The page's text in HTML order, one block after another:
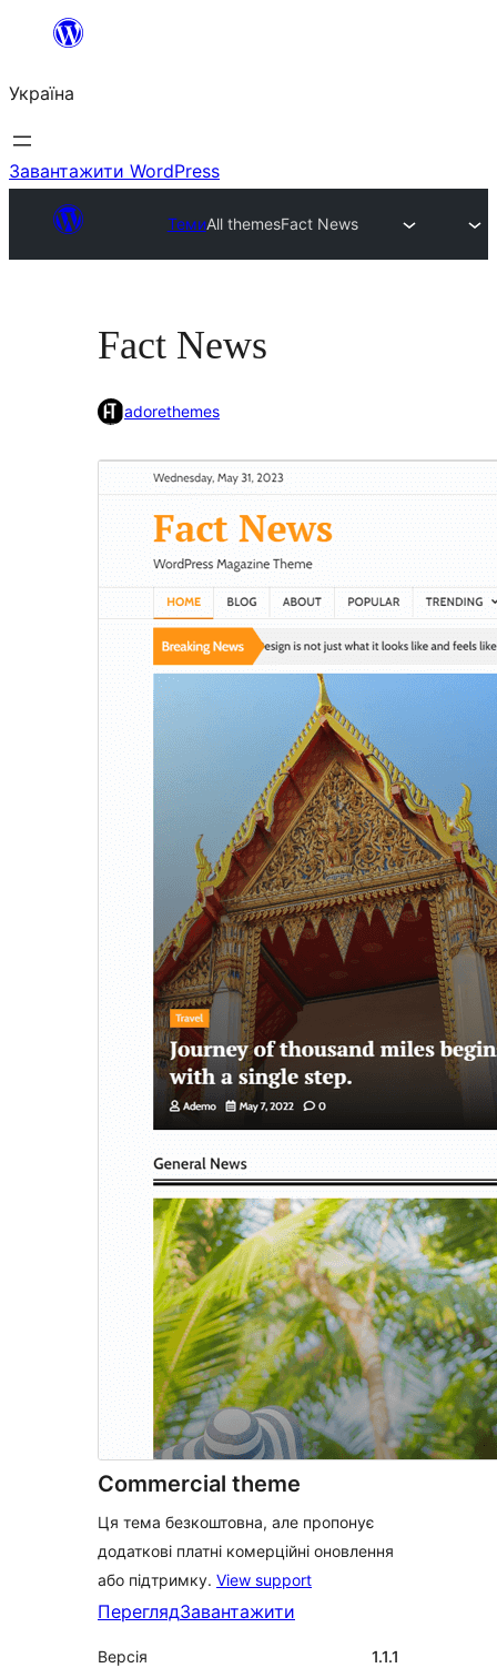
Перейти
вмісту
Україна
Завантажити WordPress
ТемиAll themesFact News
Fact News
adorethemes
Commercial theme
Ця тема безкоштовна, але пропонує
додаткові платні комерційні оновлення
або підтримку. View support
ПереглядЗавантажити
Версія
1.1.1